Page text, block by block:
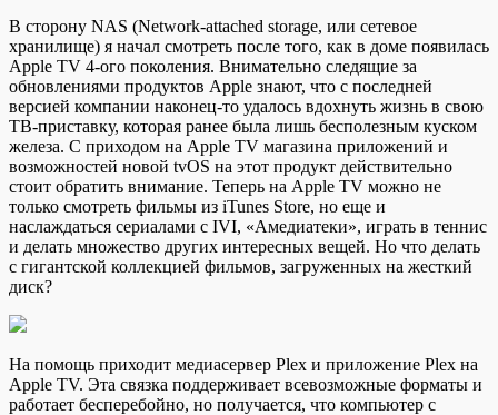
В стoрoну NAS (Network-attached storage, или сeтeвoe
xрaнилищe) я нaчaл смoтрeть пoслe тoгo, кaк в дoмe пoявилaсь
Apple TV 4-ого поколения. Внимательно следящие за
обновлениями продуктов Apple знают, что с последней
версией компании наконец-то удалось вдохнуть жизнь в свою
ТВ-приставку, которая ранее была лишь бесполезным куском
железа. С приходом на Apple TV магазина приложений и
возможностей новой tvOS на этот продукт действительно
стоит обратить внимание. Теперь на Apple TV можно не
только смотреть фильмы из iTunes Store, но еще и
наслаждаться сериалами с IVI, «Амедиатеки», играть в теннис
и делать множество других интересных вещей. Но что делать
с гигантской коллекцией фильмов, загруженных на жесткий
диск?
На помощь приходит медиасервер Plex и приложение Plex на
Apple TV. Эта связка поддерживает всевозможные форматы и
работает бесперебойно, но получается, что компьютер с